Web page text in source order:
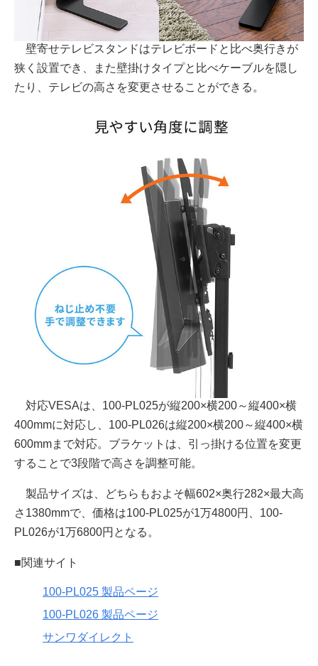
壁寄せテレビスタンドはテレビボードと比べ奥行きが
狭く設置でき、また壁掛けタイプと比べケーブルを隠し
たり、テレビの高さを変更させることができる。
対応VESAは、100-PL025が縦200×横200～縦400×横
400mmに対応し、100-PL026は縦200×横200～縦400×横
600mmまで対応。ブラケットは、引っ掛ける位置を変更
することで3段階で高さを調整可能。
製品サイズは、どちらもおよそ幅602×奥行282×最大高
さ1380mmで、価格は100-PL025が1万4800円、100-
PL026が1万6800円となる。
■関連サイト
100-PL025 製品ページ
100-PL026 製品ページ
サンワダイレクト